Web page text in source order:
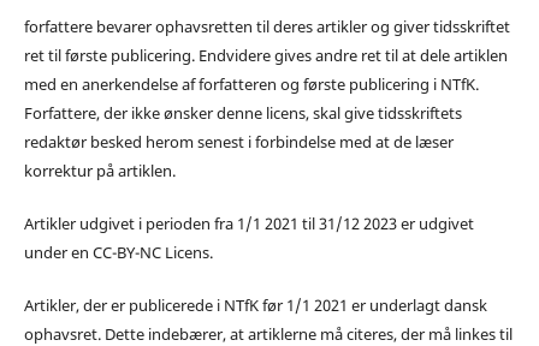
forfattere bevarer ophavsretten til deres artikler og giver tidsskriftet
ret til første publicering. Endvidere gives andre ret til at dele artiklen
med en anerkendelse af forfatteren og første publicering i NTfK.
Forfattere, der ikke ønsker denne licens, skal give tidsskriftets
redaktør besked herom senest i forbindelse med at de læser
korrektur på artiklen.
Artikler udgivet i perioden fra 1/1 2021 til 31/12 2023 er udgivet
under en CC-BY-NC Licens.
Artikler, der er publicerede i NTfK før 1/1 2021 er underlagt dansk
ophavsret. Dette indebærer, at artiklerne må citeres, der må linkes til